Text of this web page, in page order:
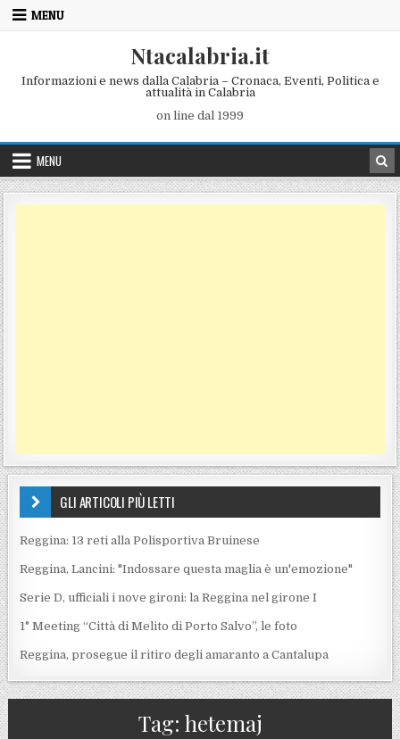
Skip to content
MENU
Ntacalabria.it
Informazioni e news dalla Calabria – Cronaca, Eventi, Politica e
attualità in Calabria
on line dal 1999
MENU
GLI ARTICOLI PIÙ LETTI
Reggina: 13 reti alla Polisportiva Bruinese
Reggina, Lancini: "Indossare questa maglia è un'emozione"
Serie D, ufficiali i nove gironi: la Reggina nel girone I
1° Meeting “Città di Melito di Porto Salvo”, le foto
Reggina, prosegue il ritiro degli amaranto a Cantalupa
Tag: hetemaj